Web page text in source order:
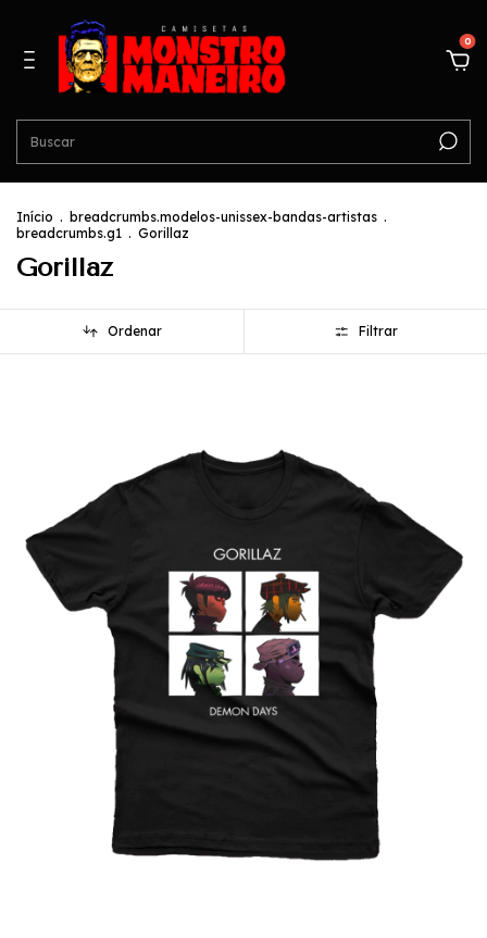
0
Início . breadcrumbs.modelos-unissex-bandas-artistas .
breadcrumbs.g1 . Gorillaz
Gorillaz
Ordenar Filtrar